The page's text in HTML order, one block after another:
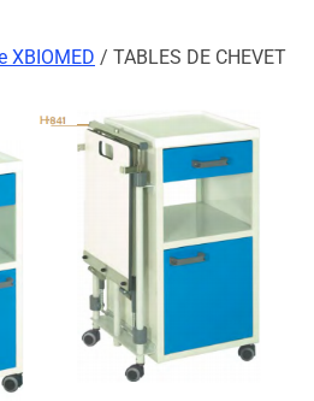
XBIOMED / TABLES DE CHEVET